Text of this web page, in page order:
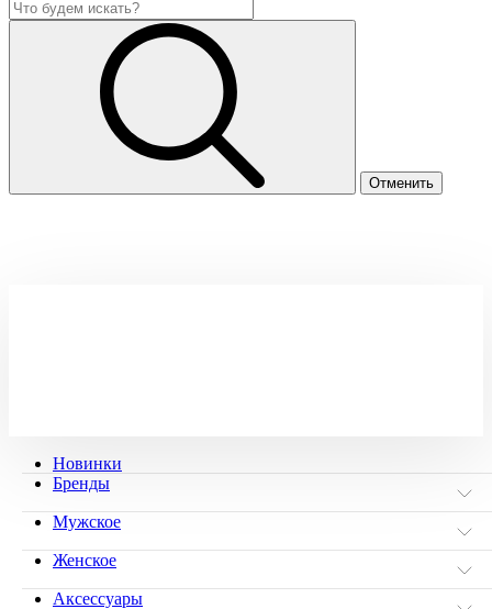
Новинки
Бренды
Мужское
Женское
Аксессуары